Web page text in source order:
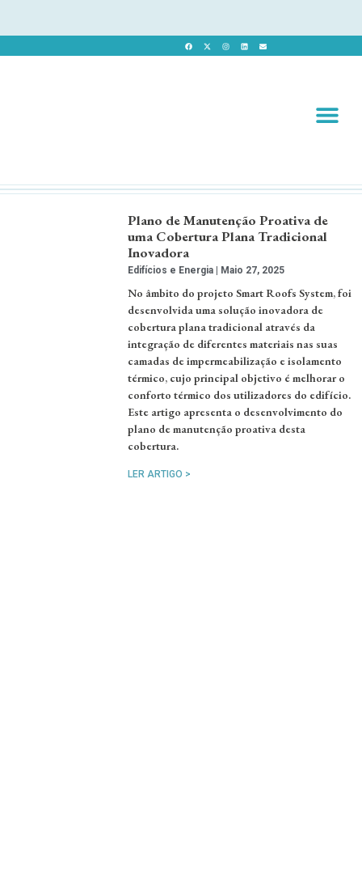
Plano de Manutenção Proativa de
uma Cobertura Plana Tradicional
Inovadora
Edifícios e Energia Maio 27, 2025
No âmbito do projeto Smart Roofs System, foi
desenvolvida uma solução inovadora de
cobertura plana tradicional através da
integração de diferentes materiais nas suas
camadas de impermeabilização e isolamento
térmico, cujo principal objetivo é melhorar o
conforto térmico dos utilizadores do edifício.
Este artigo apresenta o desenvolvimento do
plano de manutenção proativa desta
cobertura.
LER ARTIGO >